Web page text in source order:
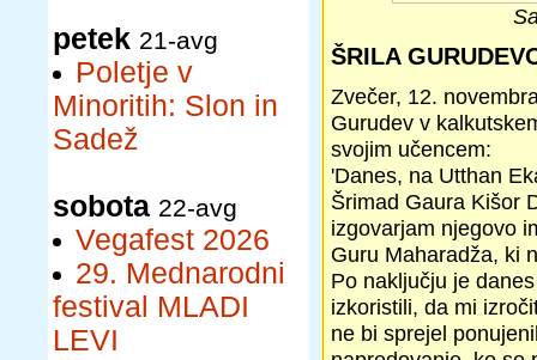
petek 21-avg
Poletje v
Minoritih: Slon in
Sadež
sobota 22-avg
Vegafest 2026
29. Mednarodni
festival MLADI
LEVI
ŠRILA
Zvečer, 12.
Gurudev v
svojim učencem:
'Danes, na Utthan
Šrimad Gaura Kišor
izgovarjam njegovo
Guru Maharadža, ki
Po naključju je
izkoristili, da mi
ne bi sprejel